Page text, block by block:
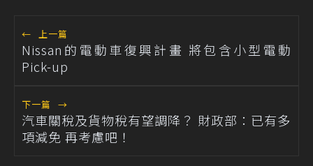
← 上一篇
Nissan的電動車復興計畫 將包含小型電動
Pick-up
下一篇 →
汽車關稅及貨物稅有望調降？ 財政部：已有多
項減免 再考慮吧！